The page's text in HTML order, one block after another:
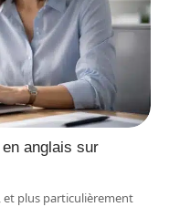
anglais sur
plus particulièrement